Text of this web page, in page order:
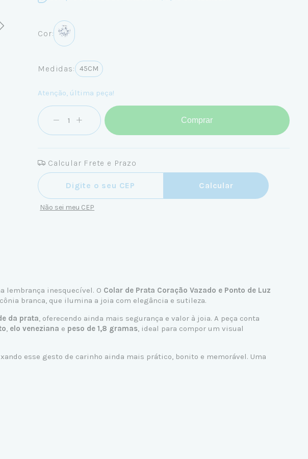
Cor:
Medidas: 45CM
Atenção, última peça!
Comprar
Calcular Frete e Prazo
Entregas para o CEP:
Calcular
Não sei meu CEP
lembrança inesquecível. O Colar de Prata Coração Vazado e Ponto de Luz
branca, que ilumina a joia com elegância e sutileza.
da prata, oferecendo ainda mais segurança e valor à joia. A peça conta
, elo veneziana e peso de 1,8 gramas, ideal para compor um visual
esse gesto de carinho ainda mais prático, bonito e memorável. Uma